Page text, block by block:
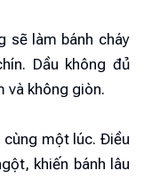
sẽ làm bánh cháy
Dầu không đủ
và không giòn.
cùng một lúc. Điều
khiến bánh lâu